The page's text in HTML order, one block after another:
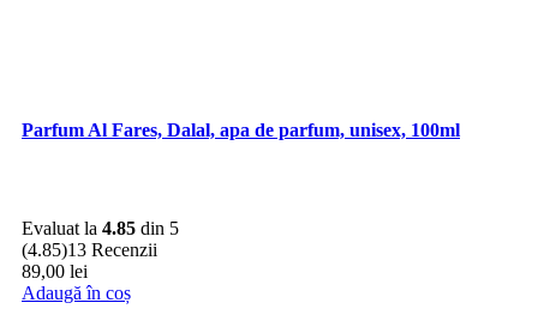
Parfum Al Fares, Dalal, apa de parfum, unisex, 100ml
Evaluat la 4.85 din 5
(4.85)13 Recenzii
89,00 lei
Adaugă în coș